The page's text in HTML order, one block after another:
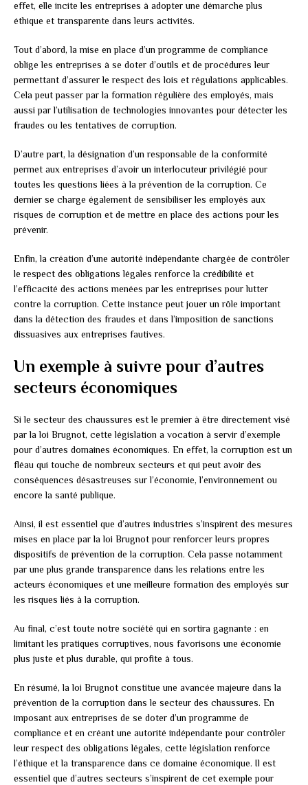
effet, elle incite les entreprises à adopter une démarche plus
éthique et transparente dans leurs activités.
Tout d’abord, la mise en place d’un programme de compliance
oblige les entreprises à se doter d’outils et de procédures leur
permettant d’assurer le respect des lois et régulations applicables.
Cela peut passer par la formation régulière des employés, mais
aussi par l’utilisation de technologies innovantes pour détecter les
fraudes ou les tentatives de corruption.
D’autre part, la désignation d’un responsable de la conformité
permet aux entreprises d’avoir un interlocuteur privilégié pour
toutes les questions liées à la prévention de la corruption. Ce
dernier se charge également de sensibiliser les employés aux
risques de corruption et de mettre en place des actions pour les
prévenir.
Enfin, la création d’une autorité indépendante chargée de contrôler
le respect des obligations légales renforce la crédibilité et
l’efficacité des actions menées par les entreprises pour lutter
contre la corruption. Cette instance peut jouer un rôle important
dans la détection des fraudes et dans l’imposition de sanctions
dissuasives aux entreprises fautives.
Un exemple à suivre pour d’autres
secteurs économiques
Si le secteur des chaussures est le premier à être directement visé
par la loi Brugnot, cette législation a vocation à servir d’exemple
pour d’autres domaines économiques. En effet, la corruption est un
fléau qui touche de nombreux secteurs et qui peut avoir des
conséquences désastreuses sur l’économie, l’environnement ou
encore la santé publique.
Ainsi, il est essentiel que d’autres industries s’inspirent des mesures
mises en place par la loi Brugnot pour renforcer leurs propres
dispositifs de prévention de la corruption. Cela passe notamment
par une plus grande transparence dans les relations entre les
acteurs économiques et une meilleure formation des employés sur
les risques liés à la corruption.
Au final, c’est toute notre société qui en sortira gagnante : en
limitant les pratiques corruptives, nous favorisons une économie
plus juste et plus durable, qui profite à tous.
En résumé, la loi Brugnot constitue une avancée majeure dans la
prévention de la corruption dans le secteur des chaussures. En
imposant aux entreprises de se doter d’un programme de
compliance et en créant une autorité indépendante pour contrôler
leur respect des obligations légales, cette législation renforce
l’éthique et la transparence dans ce domaine économique. Il est
essentiel que d’autres secteurs s’inspirent de cet exemple pour